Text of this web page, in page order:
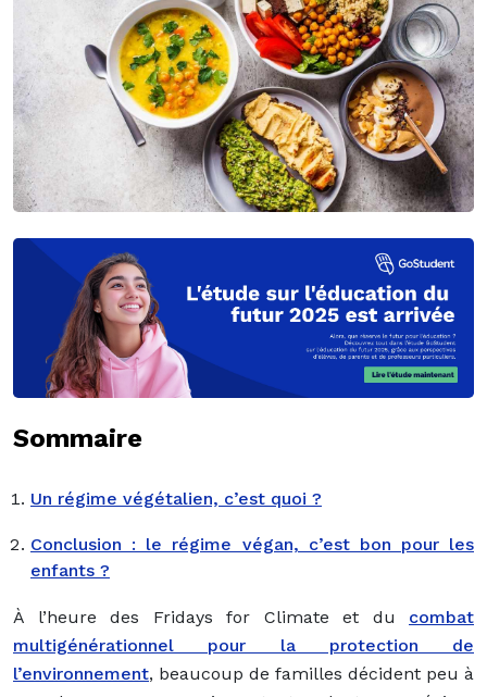
Sommaire
Un régime végétalien, c’est quoi ?
Conclusion : le régime végan, c’est bon pour les
enfants ?
À l’heure des Fridays for Climate et du combat
multigénérationnel pour la protection de
l’environnement, beaucoup de familles décident peu à